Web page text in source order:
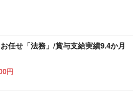
任せ「法務」/賞与支給実績9.4か月
円